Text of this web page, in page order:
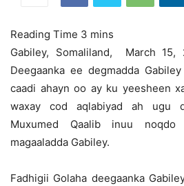
Gabiley, Somaliland, March 15,
Deegaanka ee degmadda
caadi ahayn oo ay ku yeesheen
waxay cod aqlabiyad ah ugu
Muxumed Qaalib inuu
magaaladda Gabiley.
Fadhigii Golaha deegaanka